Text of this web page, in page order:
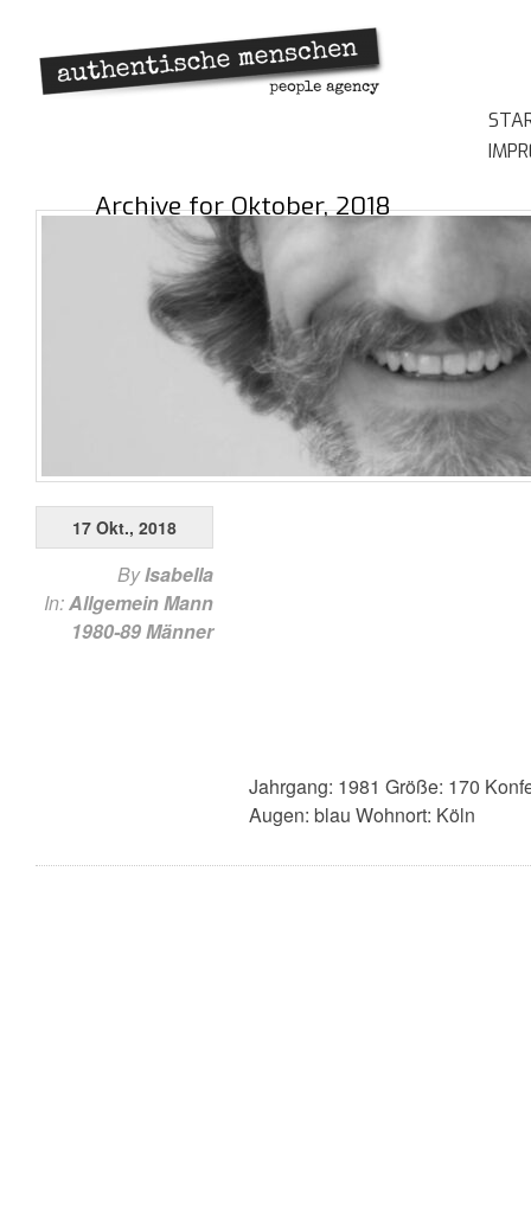
Archive for Oktober, 2018
Jahrgang: 1981 Größe: 170
Augen: blau Wohnort: Köln
17 Okt., 2018
ByIsabella
In:AllgemeinMann
1980-89Männer